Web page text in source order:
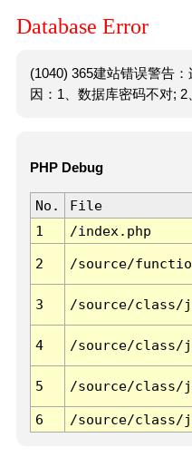
Database Error
(1040) 365建站错误警告
因：1、数据库密码不对; 2
PHP Debug
No. File
1
/index.php
2 /source/
3 /source/class/
4 /source/class/
5 /source/class/
6 /source/class/